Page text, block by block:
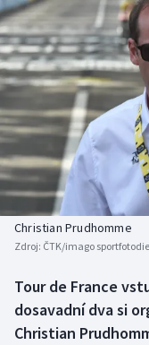
Basketbal
Biatlon
Boby a skeleton
Curling
Dostihy
Florbal
Futsal
Historické návraty
Aplikace ČT sport
AZ kvíz
Christian Prudhomme
Zdroj: ČTK/imago
Tour de France
dosavadní dva si
Christian